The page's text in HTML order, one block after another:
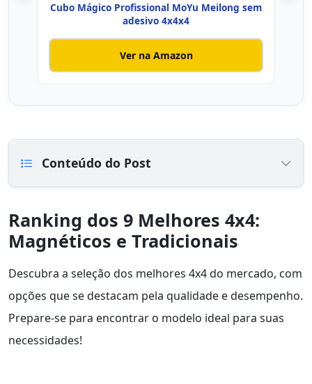
Cubo Mágico Profissional MoYu Meilong sem
adesivo 4x4x4
Ver na Amazon
Conteúdo do Post
Ranking dos 9 Melhores 4x4:
Magnéticos e Tradicionais
Descubra a seleção dos melhores 4x4 do mercado, com
opções que se destacam pela qualidade e desempenho.
Prepare-se para encontrar o modelo ideal para suas
necessidades!